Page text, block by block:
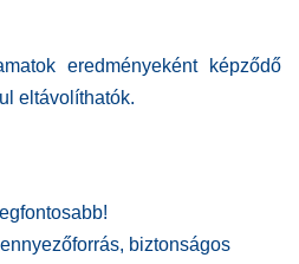
eredményeként képződő
eltávolíthatók.
biztonságos